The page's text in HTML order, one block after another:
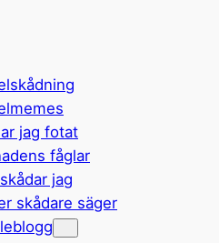
jag fotat
fåglar
jag
skådare säger